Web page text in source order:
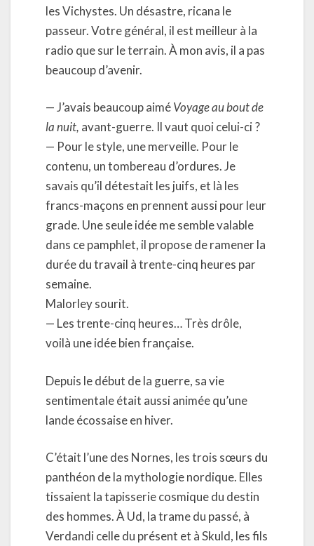
les Vichystes. Un désastre, ricana le
passeur. Votre général, il est meilleur à la
radio que sur le terrain. À mon avis, il a pas
beaucoup d’avenir.
— J’avais beaucoup aiméVoyage au bout de
la nuit, avant-guerre. Il vaut quoi celui-ci ?
— Pour le style, une merveille. Pour le
contenu, un tombereau d’ordures. Je
savais qu’il détestait les juifs, et là les
francs-maçons en prennent aussi pour leur
grade. Une seule idée me semble valable
dans ce pamphlet, il propose de ramener la
durée du travail à trente-cinq heures par
semaine.
Malorley sourit.
— Les trente-cinq heures… Très drôle,
voilà une idée bien française.
Depuis le début de la guerre, sa vie
sentimentale était aussi animée qu’une
lande écossaise en hiver.
C’était l’une des Nornes, les trois sœurs du
panthéon de la mythologie nordique. Elles
tissaient la tapisserie cosmique du destin
des hommes. À Ud, la trame du passé, à
Verdandi celle du présent et à Skuld, les fils